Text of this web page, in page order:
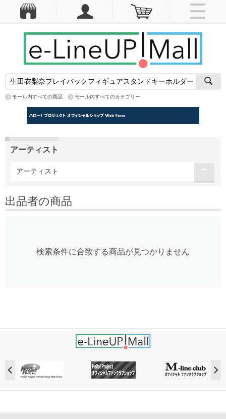
モール内すべての商品 モール内すべてのカテゴリー
アーティスト
アーティスト
出品者の商品
検索条件に合致する商品が見つかりません